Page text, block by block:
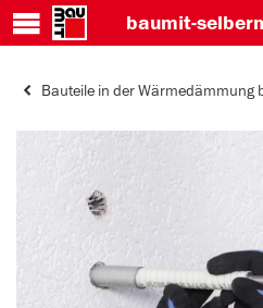
baumit-
Bauteile in der Wärmedämmung